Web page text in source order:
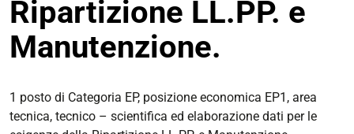
Ripartizione LL.PP. e
Manutenzione.
1 posto di Categoria EP, posizione economica EP1, area
tecnica, tecnico – scientifica ed elaborazione dati per le